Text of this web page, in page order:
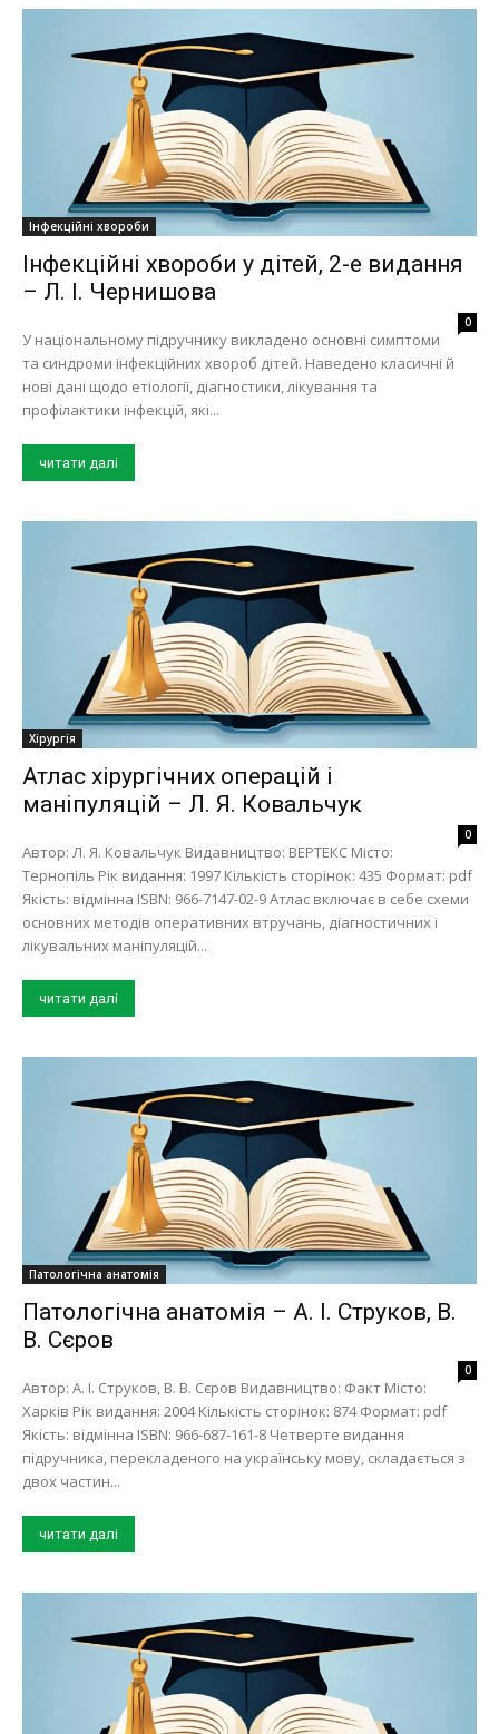
Інфекційні хвороби
Інфекційні хвороби у дітей, 2-е видання
– Л. І. Чернишова
0
У національному підручнику викладено основні симптоми
та синдроми інфекційних хвороб дітей. Наведено класичні й
нові дані щодо етіології, діагностики, лікування та
профілактики інфекцій, які...
читати далі
Хірургія
Атлас хірургічних операцій і
маніпуляцій – Л. Я. Ковальчук
0
Автор: Л. Я. Ковальчук Видавництво: ВЕРТЕКС Місто:
Тернопіль Рік видання: 1997 Кількість сторінок: 435 Формат: pdf
Якість: відмінна ISBN: 966-7147-02-9 Атлас включає в себе схеми
основних методів оперативних втручань, діагностичних і
лікувальних маніпуляцій...
читати далі
Патологічна анатомія
Патологічна анатомія – А. І. Струков, В.
В. Сєров
0
Автор: А. І. Струков, В. В. Сєров Видавництво: Факт Місто:
Харків Рік видання: 2004 Кількість сторінок: 874 Формат: pdf
Якість: відмінна ISBN: 966-687-161-8 Четверте видання
підручника, перекладеного на українську мову, складається з
двох частин...
читати далі